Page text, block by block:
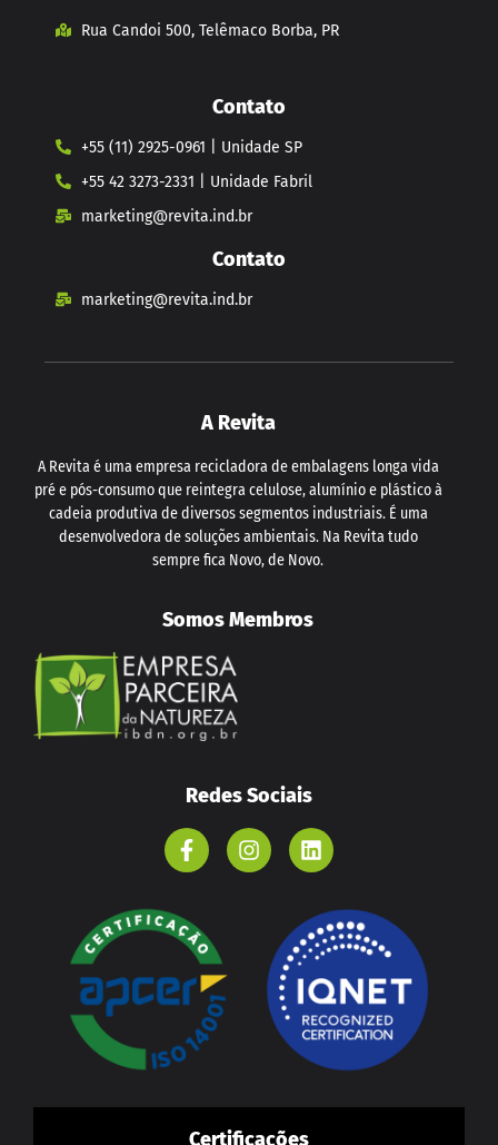
Rua Candoi 500, Telêmaco Borba, PR
Contato
+55 (11) 2925-0961 | Unidade SP
+55 42 3273-2331 | Unidade Fabril
marketing@revita.ind.br
Contato
marketing@revita.ind.br
A Revita
A Revita é uma empresa recicladora de embalagens longa vida
pré e pós-consumo que reintegra celulose, alumínio e plástico à
cadeia produtiva de diversos segmentos industriais. É uma
desenvolvedora de soluções ambientais. Na Revita tudo
sempre fica Novo, de Novo.
Somos Membros
Redes Sociais
Certificações